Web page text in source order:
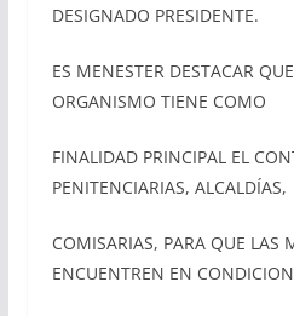
DESIGNADO PRESIDENTE.
ES MENESTER DESTACAR
ORGANISMO TIENE COMO
FINALIDAD PRINCIPAL EL
PENITENCIARIAS, ALCALDÍAS,
COMISARIAS, PARA QUE LAS
ENCUENTREN EN